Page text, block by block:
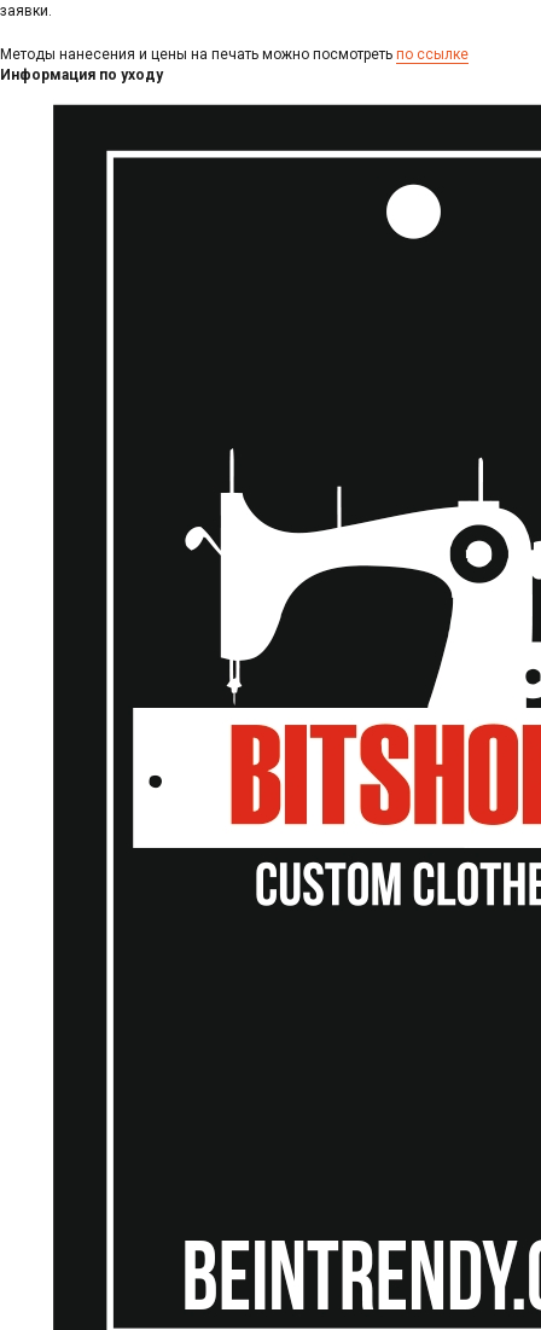
заявки.
Методы нанесения и цены на печать можно посмотреть по ссылке
Информация по уходу